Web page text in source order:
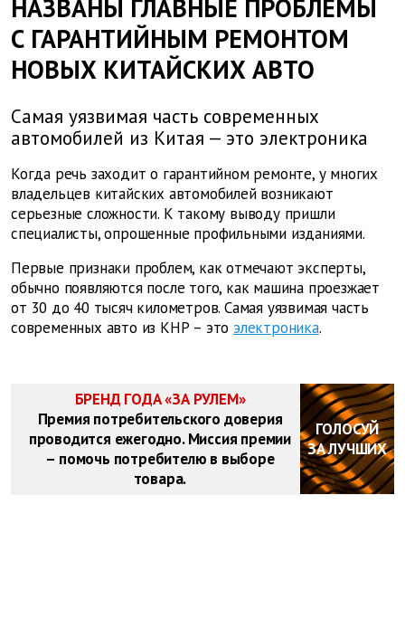
НАЗВАНЫ ГЛАВНЫЕ ПРОБЛЕМЫ
С ГАРАНТИЙНЫМ РЕМОНТОМ
НОВЫХ КИТАЙСКИХ АВТО
Самая уязвимая часть современных
автомобилей из Китая — это электроника
Когда речь заходит о гарантийном ремонте, у многих
владельцев китайских автомобилей возникают
серьезные сложности. К такому выводу пришли
специалисты, опрошенные профильными изданиями.
Первые признаки проблем, как отмечают эксперты,
обычно появляются после того, как машина проезжает
от 30 до 40 тысяч километров. Самая уязвимая часть
современных авто из КНР – это электроника.
БРЕНД ГОДА «ЗА РУЛЕМ»
Премия потребительского доверия
проводится ежегодно. Миссия премии
– помочь потребителю в выборе
товара.
ГОЛОСУЙ
ЗА ЛУЧШИХ